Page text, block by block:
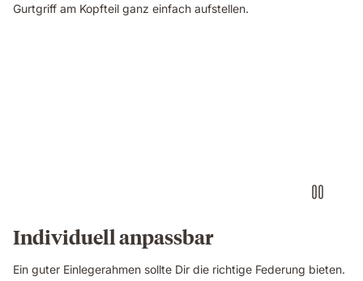
Gurtgriff am Kopfteil ganz einfach aufstellen.
Individuell anpassbar
Ein guter Einlegerahmen sollte Dir die richtige Federung bieten.